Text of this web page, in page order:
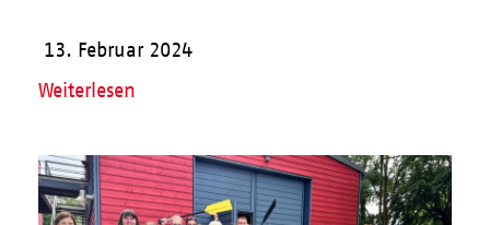
13. Februar 2024
Weiterlesen